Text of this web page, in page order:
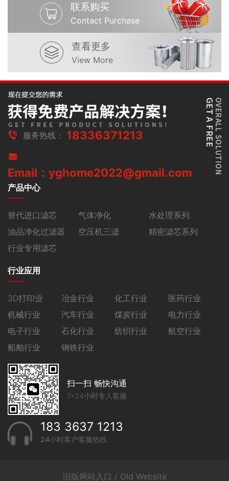
联系购买
Contact Purchase
查看更多
View More
服务热线： 18336371213
Email：yghome2022@gmail.com
产品中心
替代进口滤芯 气体净化
水处理系列
油品净化过滤器
空压机三滤
精密滤芯系列
行业专用滤芯
行业应用
3D打印业 冶金行业 化工行业
医药行业
机械行业
汽车行业 煤炭行业
电力行业
电子行业
石化行业 纺织行业
航空行业
船舶行业
钢铁行业
扫一扫 畅快沟通
7*24小时专人客服
183 3637 1213
24小时客户客服热线
旧版网站入口 / Old Website